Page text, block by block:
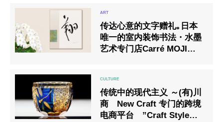
传达心意的文字赠礼｡日本
唯一的室内装饰书法・水墨
艺术专门店Carré MOJI，将
传统中的现代主义 ～(有)川
商 New Craft 专门的跨境
电商平台 ”Craft Style